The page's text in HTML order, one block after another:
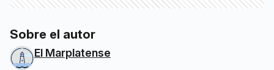
Sobre el autor
El Marplatense